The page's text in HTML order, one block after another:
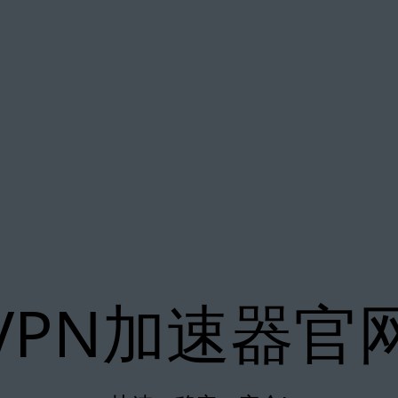
加速器官